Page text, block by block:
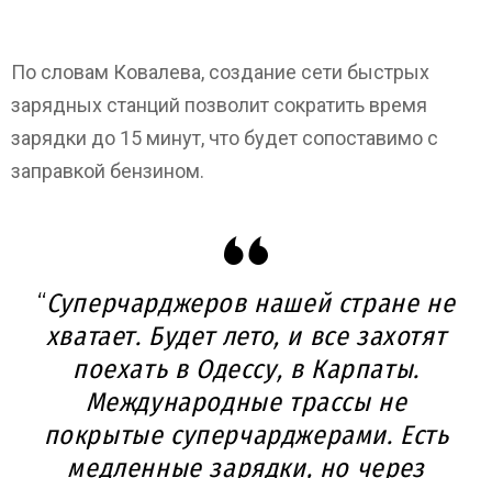
По словам Ковалева, создание сети быстрых
зарядных станций позволит сократить время
зарядки до 15 минут, что будет сопоставимо с
заправкой бензином.
“Суперчарджеров нашей стране не
хватает. Будет лето, и все захотят
поехать в Одессу, в Карпаты.
Международные трассы не
покрытые суперчарджерами. Есть
медленные зарядки, но через